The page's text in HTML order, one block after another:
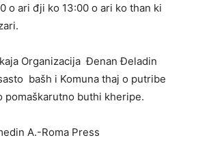
o ari đji ko 13:00 o ari ko than ki
Organizacija Đenan Đeladin
bašh i Komuna thaj o putribe
pomaškarutno buthi kheripe.
A.-Roma Press